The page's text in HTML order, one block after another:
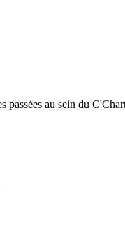
passées au sein du